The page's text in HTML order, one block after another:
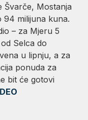
Švarče, Mostanja
94 milijuna kuna.
– za Mjeru 5
Selca do
u lipnju, a za
ponuda za
bit će gotovi